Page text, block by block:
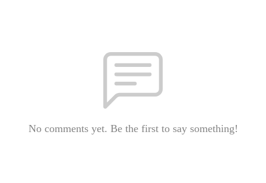
No comments yet. Be the first to say something!